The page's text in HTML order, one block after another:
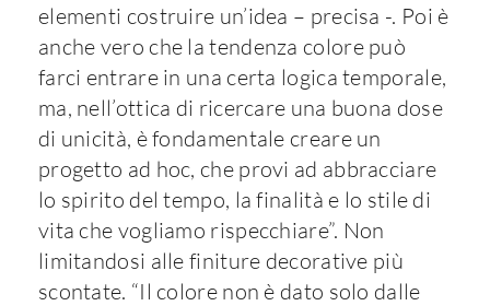
elementi costruire un’idea – precisa -. Poi è
anche vero che la tendenza colore può
farci entrare in una certa logica temporale,
ma, nell’ottica di ricercare una buona dose
di unicità, è fondamentale creare un
progetto ad hoc, che provi ad abbracciare
lo spirito del tempo, la finalità e lo stile di
vita che vogliamo rispecchiare”. Non
limitandosi alle finiture decorative più
scontate. “Il colore non è dato solo dalle